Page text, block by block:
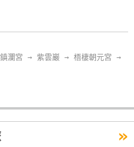
鎮瀾宮 → 紫雲巖 → 梧棲朝元宮 →
»